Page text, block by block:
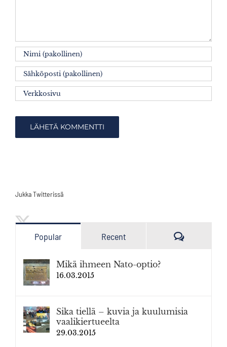
Jukka Twitterissä
Popular Recent Kommenttia
Mikä ihmeen Nato-optio?
16.03.2015
Sika tiellä – kuvia ja kuulumisia
vaalikiertueelta
29.03.2015